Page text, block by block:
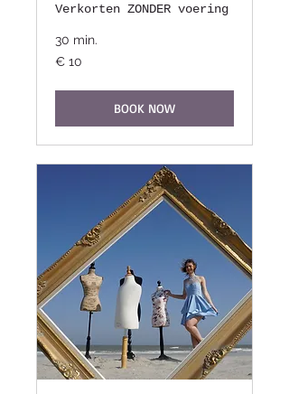
Verkorten ZONDER voering
30 min.
10
euro
€ 10
BOOK NOW